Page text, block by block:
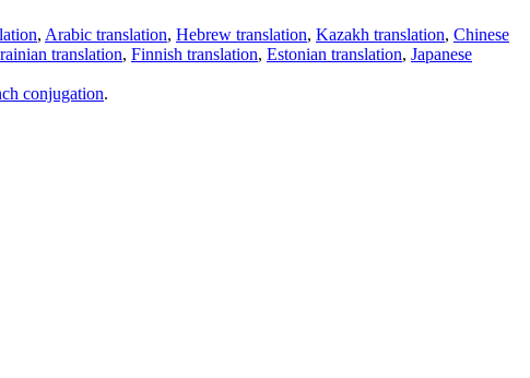
, Arabic translation, Hebrew translation, Kazakh translation, Chinese
translation, Finnish translation, Estonian translation, Japanese
conjugation.